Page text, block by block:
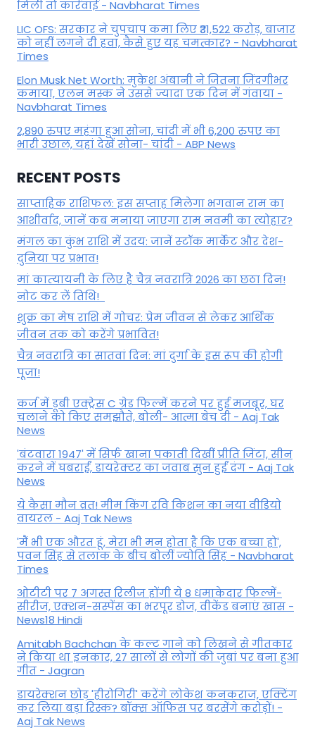
मिली तो कार्रवाई - Navbharat Times
LIC OFS: सरकार ने चुपचाप कमा लिए ₹31,522 करोड़, बाजार
को नहीं लगने दी हवा, कैसे हुए यह चमत्कार? - Navbharat
Times
Elon Musk Net Worth: मुकेश अंबानी ने जितना जिंदगीभर
कमाया, एलन मस्क ने उससे ज्यादा एक दिन में गंवाया -
Navbharat Times
2,890 रुपए महंगा हुआ सोना, चांदी में भी 6,200 रुपए का
भारी उछाल, यहां देखें सोना- चांदी - ABP News
RECENT POSTS
साप्ताहिक राशिफल: इस सप्ताह मिलेगा भगवान राम का
आशीर्वाद, जानें कब मनाया जाएगा राम नवमी का त्योहार?
मंगल का कुंभ राशि में उदय: जानें स्‍टॉक मार्केट और देश-
दुनिया पर प्रभाव!
मां कात्‍यायनी के लिए है चैत्र नवरात्रि 2026 का छठा दिन!
नोट कर लें तिथि!
शुक्र का मेष राशि में गोचर: प्रेम जीवन से लेकर आर्थिक
जीवन तक को करेंगे प्रभावित!
चैत्र नवरात्रि का सातवां दिन: मां दुर्गा के इस रूप की होगी
पूजा!
कर्ज में डूबी एक्ट्रेस C ग्रेड फिल्में करने पर हुई मजबूर, घर
चलाने को किए समझौते, बोली- आत्मा बेच दी - Aaj Tak
News
'बंटवारा 1947' में सिर्फ खाना पकाती दिखीं प्रीति जिंटा, सीन
करने में घबराईं, डायरेक्टर का जवाब सुन हुईं दंग - Aaj Tak
News
ये कैसा मौन व्रत! मीम किंग रवि किशन का नया वीडियो
वायरल - Aaj Tak News
'मैं भी एक औरत हूं, मेरा भी मन होता है कि एक बच्चा हो',
पवन सिंह से तलाक के बीच बोलीं ज्योति सिंह - Navbharat
Times
ओटीटी पर 7 अगस्त रिलीज होंगी ये 8 धमाकेदार फिल्में-
सीरीज, एक्शन-सस्पेंस का भरपूर डोज, वीकेंड बनाएं खास -
News18 Hindi
Amitabh Bachchan के कल्ट गाने को लिखने से गीतकार
ने किया था इनकार, 27 सालों से लोगों की जुबां पर बना हुआ
गीत - Jagran
डायरेक्शन छोड़ 'हीरोगिरी' करेंगे लोकेश कनकराज, एक्टिंग
कर लिया बड़ा रिस्क? बॉक्स ऑफिस पर बरसेंगे करोड़ों! -
Aaj Tak News